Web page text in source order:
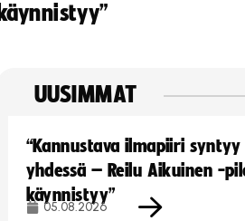
käynnistyy”
UUSIMMAT
“Kannustava ilmapiiri syntyy
yhdessä – Reilu Aikuinen -
käynnistyy”
05.08.2026